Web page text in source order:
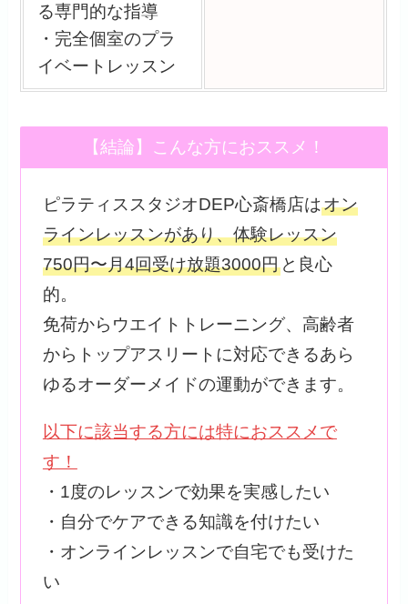
る専門的な指導
・完全個室のプラ
イベートレッスン
【結論】こんな方におススメ！
ピラティススタジオDEP心斎橋店はオン
ラインレッスンがあり、体験レッスン
750円〜月4回受け放題3000円と良心
的。
免荷からウエイトトレーニング、高齢者
からトップアスリートに対応できるあら
ゆるオーダーメイドの運動ができます。
以下に該当する方には特におススメで
す！
・1度のレッスンで効果を実感したい
・自分でケアできる知識を付けたい
・オンラインレッスンで自宅でも受けた
い